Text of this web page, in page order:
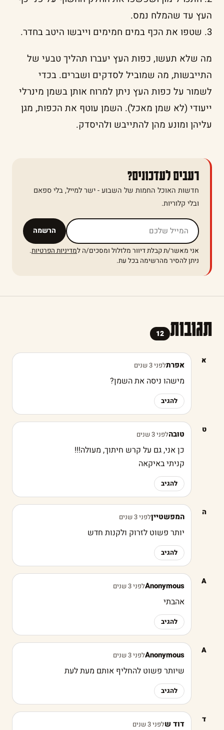
העץ עד שהמלח נמס.
3. שטפו את הכף במים חמימים וייבשו היטב בחדר.
מה שלא תעשו, כפות העץ יעברו תהליך טבעי של
התייבשות, מה שמוביל לסדקים ושברים. בכדי
לשמור על כפות העץ ניתן למרוח אותן בשמן מינרלי
ייעודי (לא שמן מאכל). השמן עוטף את הכפות, מגן
עליהן ומונע מהן להתייבש ולהיסדק.
רעבים לעדכונים?
חדשות האוכל החמות של השבוע - ישר למייל, בלי ספאם
ובלי קלוריות.
הרשמה אל תמלאו שדה זה
אני מאשר/ת קבלת דיוור מלזלול ומסכים/ה למדיניות הפרטיות.
ניתן להסיר מהרשימה בכל עת.
תגובות 12
א אפרתלפני 3 שנים
מישהו ניסה את השמן?
להגיב
ט טובהלפני 3 שנים
כן אני, גם על קרש חיתוך, מעולה!!!
קניתי באיקאה
להגיב
ה המפשטייןלפני 3 שנים
יותר פשוט לזרוק ולקנות חדש
להגיב
A
Anonymousלפני 3 שנים
אהבתי
להגיב
A
Anonymousלפני 3 שנים
שיותר פשוט להחליף אותם מעת לעת
להגיב
ד דוד שלפני 3 שנים